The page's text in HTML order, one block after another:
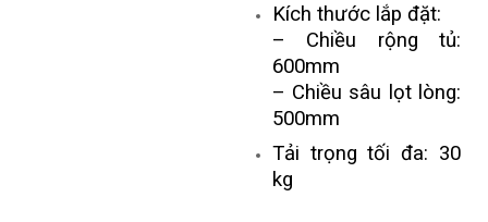
Kích thước lắp đặt:
– Chiều rộng tủ:
600mm
– Chiều sâu lọt lòng:
500mm
Tải trọng tối đa: 30
kg